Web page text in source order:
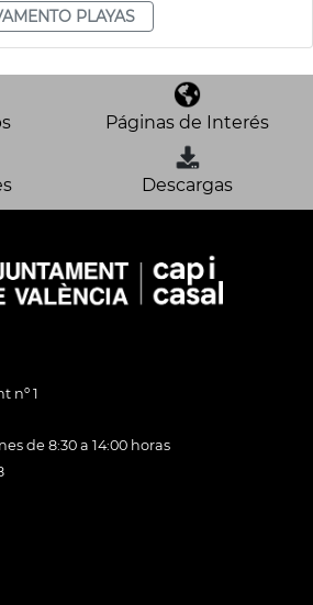
PLAYAS
Páginas de Interés
Descargas
nº 1
de 8:30 a 14:00 horas